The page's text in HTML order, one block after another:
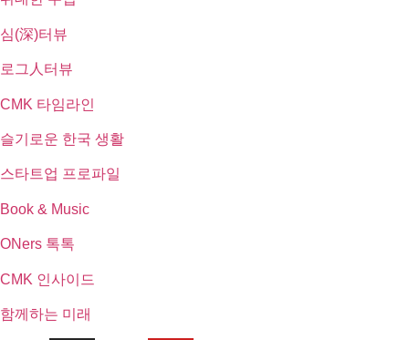
심(深)터뷰
로그人터뷰
CMK 타임라인
슬기로운 한국 생활
스타트업 프로파일
Book & Music
ONers 톡톡
CMK 인사이드
함께하는 미래